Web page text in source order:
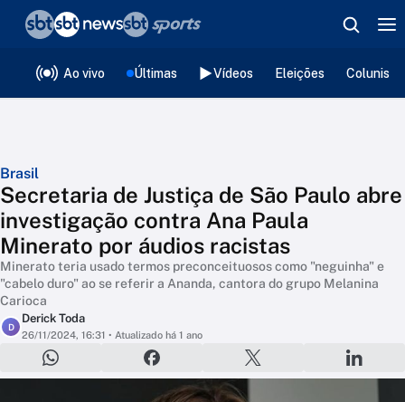
Ao vivo Últimas Vídeos Eleições
Brasil
Secretaria de Justiça de São Paulo abre
investigação contra Ana Paula
Minerato por áudios racistas
Minerato teria usado termos preconceituosos como "neguinha" e
"cabelo duro" ao se referir a Ananda, cantora do grupo Melanina
Carioca
D
Derick Toda
26/11/2024, 16:31 • Atualizado há 1 ano
❮voltar
Editorias